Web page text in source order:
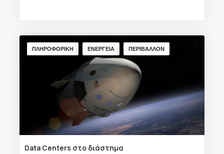
ΠΛΗΡΟΦΟΡΙΚΗ ΕΝΕΡΓΕΙΑ ΠΕΡΙΒΑΛΛΟΝ
Data Centers στο διάστημα